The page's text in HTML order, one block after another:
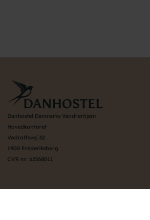
Danhostel Danmarks Vandrerhjem
Hovedkontoret
Vodroffsvej 32
1900 Frederiksberg
CVR nr: 62568011